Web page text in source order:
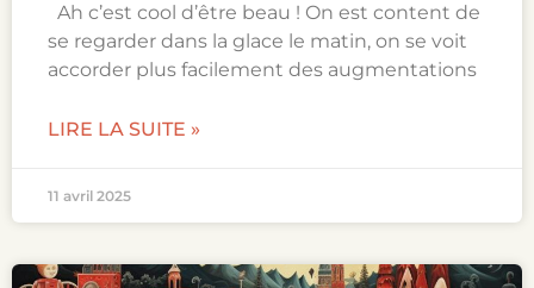
Ah c’est cool d’être beau ! On est content de
se regarder dans la glace le matin, on se voit
accorder plus facilement des augmentations
LIRE LA SUITE »
11 avril 2025